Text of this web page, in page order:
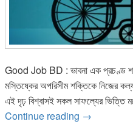
Good Job BD : ভাবনা এক প্রচণ্ড
মস্তিষ্কের অপরিসীম শক্তিকে নিজের
এই দৃঢ় বিশ্বাসই সকল সাফল্যের ভিত্তি
Continue reading ভাবুন; আপনি যা
→